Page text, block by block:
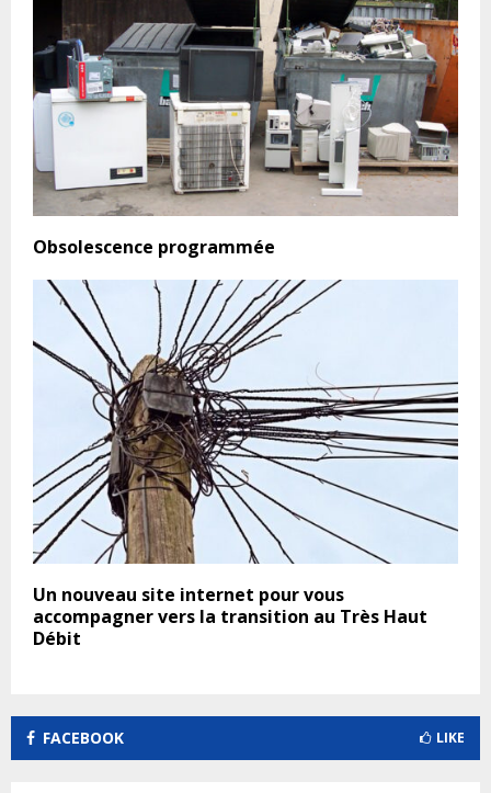
Obsolescence programmée
Un nouveau site internet pour vous
accompagner vers la transition au Très Haut
Débit
FACEBOOK LIKE